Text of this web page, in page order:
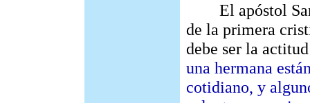
El apóstol
de la primera
debe ser la
una hermana
cotidiano, y